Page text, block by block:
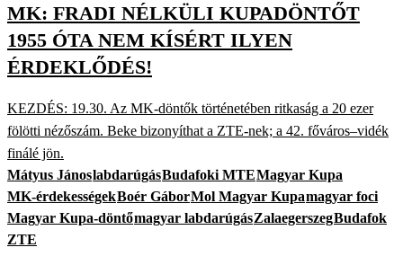
MK: FRADI NÉLKÜLI KUPADÖNTŐT
1955 ÓTA NEM KÍSÉRT ILYEN
ÉRDEKLŐDÉS!
KEZDÉS: 19.30. Az MK-döntők történetében ritkaság a 20 ezer
fölötti nézőszám. Beke bizonyíthat a ZTE-nek; a 42. főváros–vidék
finálé jön.
Mátyus JánoslabdarúgásBudafoki MTEMagyar Kupa
MK-érdekességekBoér GáborMol Magyar Kupamagyar foci
Magyar Kupa-döntőmagyar labdarúgásZalaegerszegBudafok
ZTE